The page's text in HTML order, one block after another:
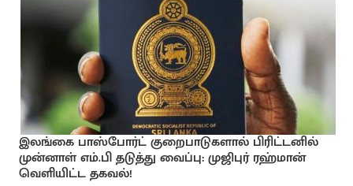
இலங்கை பாஸ்போர்ட் குறைபாடுகளால் பிரிட்டனில்
முன்னாள் எம்.பி தடுத்து வைப்பு: முஜிபுர் ரஹ்மான்
வெளியிட்ட தகவல்!